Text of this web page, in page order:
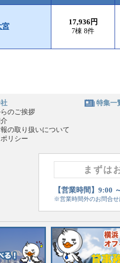
宮
17,936円
7棟 8件
のご挨拶
の取り扱いについて
リシー
特集一
まずは
【営業時間】9:00
※営業時間外のお問合せ